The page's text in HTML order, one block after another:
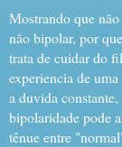
Mostrando que não
não bipolar, por
trata de cuidar do
experiencia de
a duvida
bipolaridade pode
tênue entre